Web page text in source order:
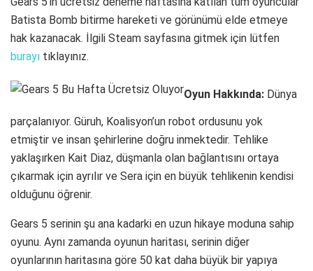
Batista Bomb bitirme hareketi ve görünümü elde etmeye
hak kazanacak. İlgili Steam sayfasına gitmek için lütfen
burayı tıklayınız.
Oyun Hakkında: Dünya
parçalanıyor. Güruh, Koalisyon’un robot ordusunu yok
etmiştir ve insan şehirlerine doğru inmektedir. Tehlike
yaklaşırken Kait Diaz, düşmanla olan bağlantısını ortaya
çıkarmak için ayrılır ve Sera için en büyük tehlikenin kendisi
olduğunu öğrenir.
Gears 5 serinin şu ana kadarki en uzun hikaye moduna sahip
oyunu. Aynı zamanda oyunun haritası, serinin diğer
oyunlarının haritasına göre 50 kat daha büyük bir yapıya